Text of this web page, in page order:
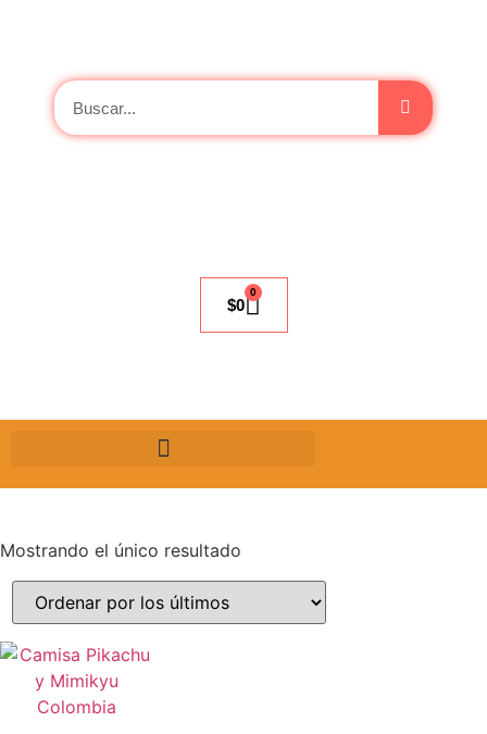
$0
0
Mostrando el único resultado